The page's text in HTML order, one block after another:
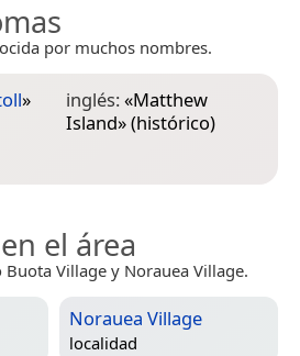
por muchos nombres.
»
inglés:«Matthew
Island» (histórico)
el área
Village y Norauea Village.
Norauea Village
localidad